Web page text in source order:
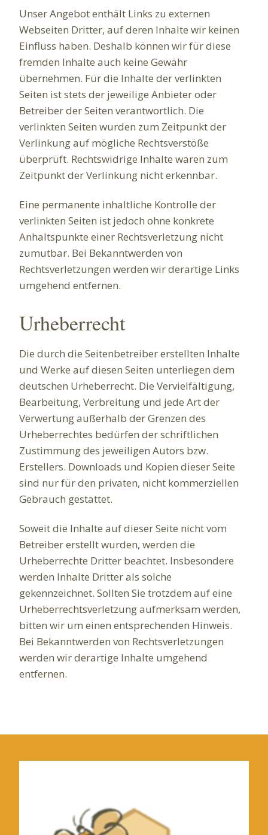
Unser Angebot enthält Links zu externen
Webseiten Dritter, auf deren Inhalte wir keinen
Einfluss haben. Deshalb können wir für diese
fremden Inhalte auch keine Gewähr
übernehmen. Für die Inhalte der verlinkten
Seiten ist stets der jeweilige Anbieter oder
Betreiber der Seiten verantwortlich. Die
verlinkten Seiten wurden zum Zeitpunkt der
Verlinkung auf mögliche Rechtsverstöße
überprüft. Rechtswidrige Inhalte waren zum
Zeitpunkt der Verlinkung nicht erkennbar.
Eine permanente inhaltliche Kontrolle der
verlinkten Seiten ist jedoch ohne konkrete
Anhaltspunkte einer Rechtsverletzung nicht
zumutbar. Bei Bekanntwerden von
Rechtsverletzungen werden wir derartige Links
umgehend entfernen.
Urheberrecht
Die durch die Seitenbetreiber erstellten Inhalte
und Werke auf diesen Seiten unterliegen dem
deutschen Urheberrecht. Die Vervielfältigung,
Bearbeitung, Verbreitung und jede Art der
Verwertung außerhalb der Grenzen des
Urheberrechtes bedürfen der schriftlichen
Zustimmung des jeweiligen Autors bzw.
Erstellers. Downloads und Kopien dieser Seite
sind nur für den privaten, nicht kommerziellen
Gebrauch gestattet.
Soweit die Inhalte auf dieser Seite nicht vom
Betreiber erstellt wurden, werden die
Urheberrechte Dritter beachtet. Insbesondere
werden Inhalte Dritter als solche
gekennzeichnet. Sollten Sie trotzdem auf eine
Urheberrechtsverletzung aufmerksam werden,
bitten wir um einen entsprechenden Hinweis.
Bei Bekanntwerden von Rechtsverletzungen
werden wir derartige Inhalte umgehend
entfernen.